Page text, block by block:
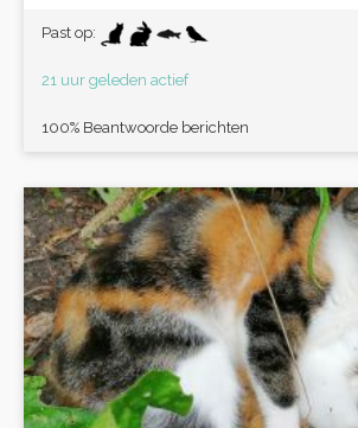
Past op:
21 uur geleden actief
100% Beantwoorde berichten